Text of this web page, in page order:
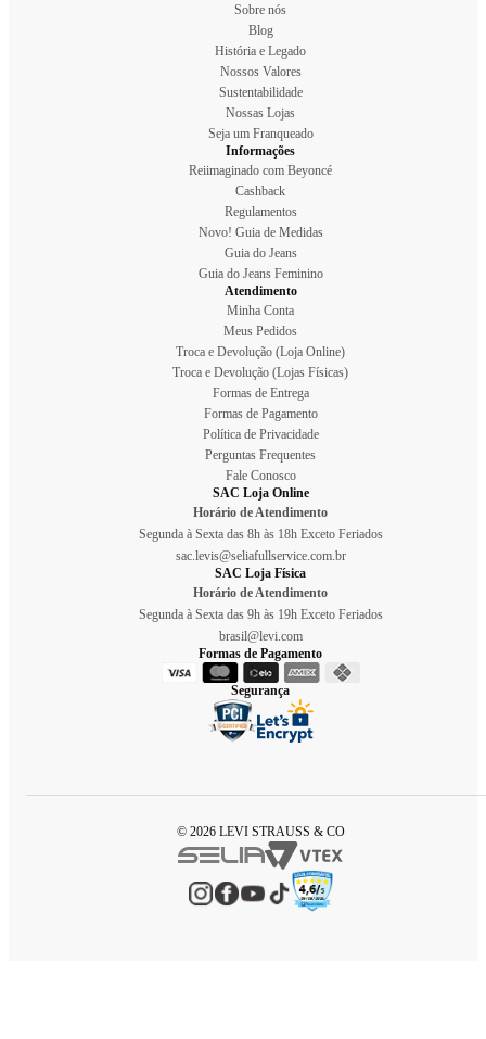
Sobre nós
Blog
História e Legado
Nossos Valores
Sustentabilidade
Nossas Lojas
Seja um Franqueado
Informações
Reiimaginado com Beyoncé
Cashback
Regulamentos
Novo! Guia de Medidas
Guia do Jeans
Guia do Jeans Feminino
Atendimento
Minha Conta
Meus Pedidos
Troca e Devolução (Loja Online)
Troca e Devolução (Lojas Físicas)
Formas de Entrega
Formas de Pagamento
Política de Privacidade
Perguntas Frequentes
Fale Conosco
SAC Loja Online
Horário de Atendimento
Segunda à Sexta das 8h às 18h Exceto Feriados
sac.levis@seliafullservice.com.br
SAC Loja Física
Horário de Atendimento
Segunda à Sexta das 9h às 19h Exceto Feriados
brasil@levi.com
Formas de Pagamento
Segurança
© 2026 LEVI STRAUSS & CO